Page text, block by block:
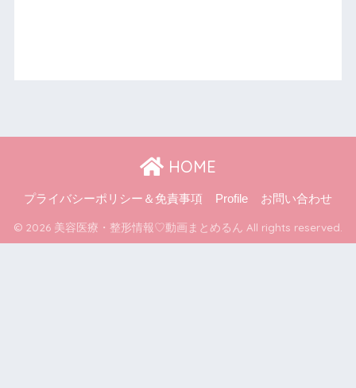
HOME
プライバシーポリシー＆免責事項 Profile お問い合わせ
© 2026 美容医療・整形情報♡動画まとめるん All rights reserved.